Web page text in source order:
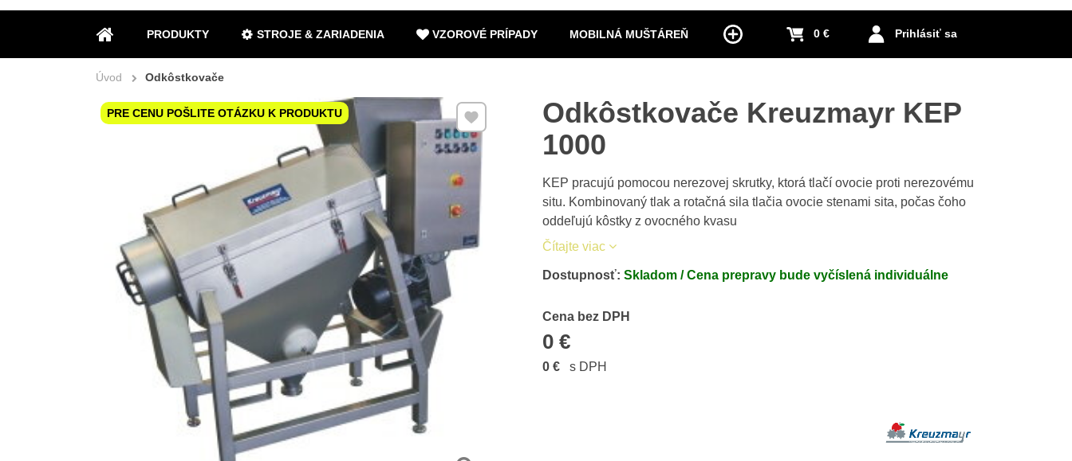
ÚVOD
PRODUKTY STROJE & ZARIADENIA VZOROVÉ PRÍPADY MOBILNÁ MUŠTÁREŇ Prihlásiť sa
0 €
Úvod Odkôstkovače
Odkôstkovače Kreuzmayr KEP
1000
KEP pracujú pomocou nerezovej skrutky, ktorá tlačí ovocie proti nerezovému
situ. Kombinovaný tlak a rotačná sila tlačia ovocie stenami sita, počas čoho
oddeľujú kôstky z ovocného kvasu
Čítajte viac
Pridať k Obľúbeným
PRE CENU POŠLITE OTÁZKU K PRODUKTU
Dostupnosť: Skladom / Cena prepravy bude vyčíslená individuálne
Cena bez DPH
0 €
Cena s DPH
0 € s DPH